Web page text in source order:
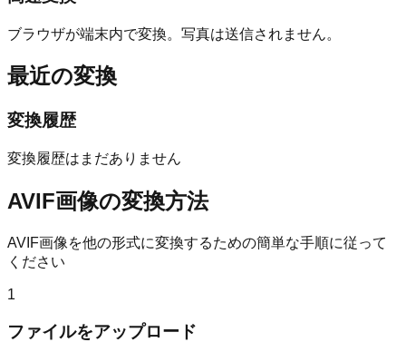
ブラウザが端末内で変換。写真は送信されません。
最近の変換
変換履歴
変換履歴はまだありません
AVIF画像の変換方法
AVIF画像を他の形式に変換するための簡単な手順に従って
ください
1
ファイルをアップロード